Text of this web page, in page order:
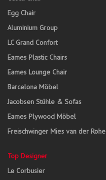
Egg Chair
Aluminium Group
LC Grand Confort
Eames Plastic Chairs
Eames Lounge Chair
Barcelona Möbel
Jacobsen Stühle & Sofas
Eames Plywood Möbel
Freischwinger Mies van der Rohe
Top Designer
Le Corbusier